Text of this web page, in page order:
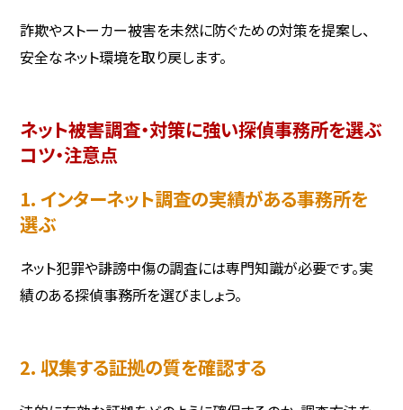
詐欺やストーカー被害を未然に防ぐための対策を提案し、
安全なネット環境を取り戻します。
ネット被害調査・対策に強い探偵事務所を選ぶ
コツ・注意点
1. インターネット調査の実績がある事務所を
選ぶ
ネット犯罪や誹謗中傷の調査には専門知識が必要です。実
績のある探偵事務所を選びましょう。
2. 収集する証拠の質を確認する